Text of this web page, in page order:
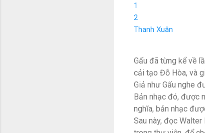
1
2
Thanh Xuân
Gấu đã từng kể về
cải tạo Đỗ Hòa, và
Giả như Gấu nghe
Bản nhạc đó, được
nghĩa, bản nhạc
Sau này, đọc